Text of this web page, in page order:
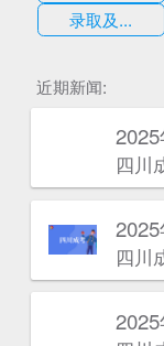
录取及...
近期新闻: